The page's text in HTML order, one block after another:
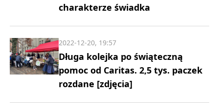
charakterze świadka
Długa kolejka po świąteczną
pomoc od Caritas. 2,5 tys. paczek
rozdane [zdjęcia]
2022-12-20, 19:57